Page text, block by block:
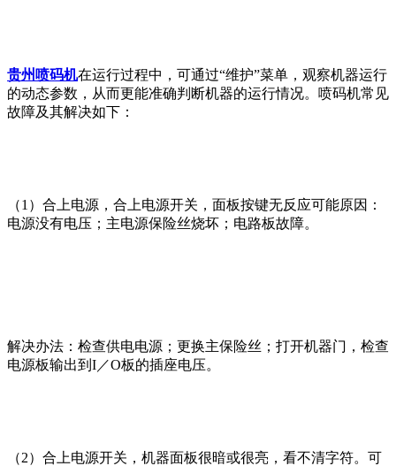
贵州喷码机在运行过程中，可通过“维护”菜单，观察机器运行
的动态参数，从而更能准确判断机器的运行情况。喷码机常见
故障及其解决如下：
（1）合上电源，合上电源开关，面板按键无反应可能原因：
电源没有电压；主电源保险丝烧坏；电路板故障。
解决办法：检查供电电源；更换主保险丝；打开机器门，检查
电源板输出到I／O板的插座电压。
（2）合上电源开关，机器面板很暗或很亮，看不清字符。可